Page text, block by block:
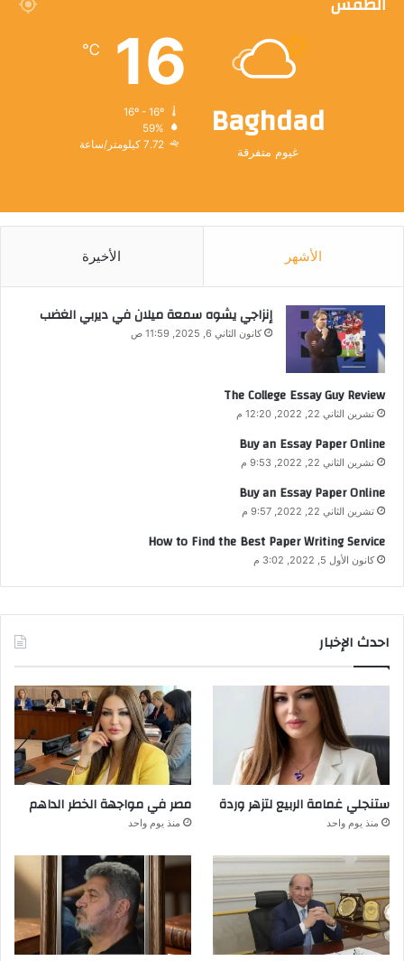
Baghdad
غيوم متفرقة
16
℃
59%
7.72 كيلومتر/ساعة
الأشهر الأخيرة
إنزاجي يشوه سمعة ميلان في ديربي الغضب
كانون الثاني 6, 2025, 11:59 ص
The College Essay Guy Review
تشرين الثاني 22, 2022, 12:20 م
Buy an Essay Paper Online
تشرين الثاني 22, 2022, 9:53 م
Buy an Essay Paper Online
تشرين الثاني 22, 2022, 9:57 م
How to Find the Best Paper Writing Service
كانون الأول 5, 2022, 3:02 م
احدث الإخبار
ستنجلي غمامة الربيع لتزهر وردة
منذ يوم واحد
مصر في مواجهة الخطر الداهم
منذ يوم واحد